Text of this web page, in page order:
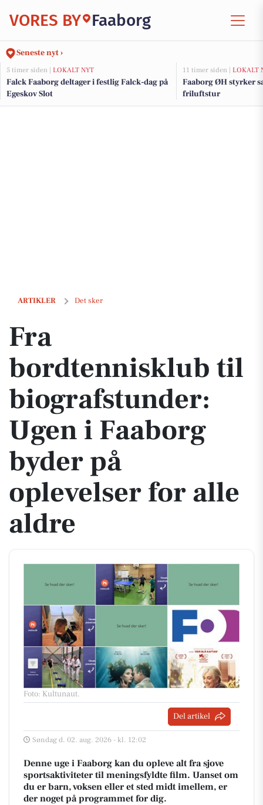
VORES BY Faaborg
Seneste nyt ›
5 timer siden | LOKALT NYT
Falck Faaborg deltager i festlig Falck-dag på
Egeskov Slot
11 timer siden | LOKALT
Faaborg ØH styrker
friluftstur
ARTIKLER Det sker
Fra bordtennisklub til biografstunder: Ugen i Faaborg byder på
Fra
bordtennisklub til
biografstunder:
Ugen i Faaborg
byder på
oplevelser for alle
aldre
Foto: Kultunaut.
Del artikel
Søndag d. 02. aug. 2026 - kl. 12:02
Denne uge i Faaborg kan du opleve alt fra sjove
sportsaktiviteter til meningsfyldte film. Uanset om
du er barn, voksen eller et sted midt imellem, er
der noget på programmet for dig.